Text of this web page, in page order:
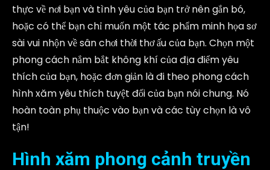
thực về nơi bạn và tình yêu của bạn trở nên gắn bó,
hoặc có thể bạn chỉ muốn một tác phẩm minh họa sơ
sài vui nhộn về sân chơi thời thơ ấu của bạn. Chọn một
phong cách nắm bắt không khí của địa điểm yêu
thích của bạn, hoặc đơn giản là đi theo phong cách
hình xăm yêu thích tuyệt đối của bạn nói chung. Nó
hoàn toàn phụ thuộc vào bạn và các tùy chọn là vô
tận!
Hình xăm phong cảnh truyền